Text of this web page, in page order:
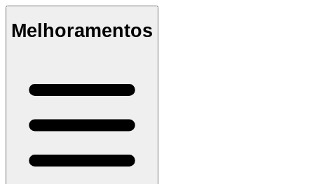
Melhoramentos